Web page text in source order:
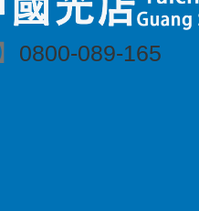
0800-089-165